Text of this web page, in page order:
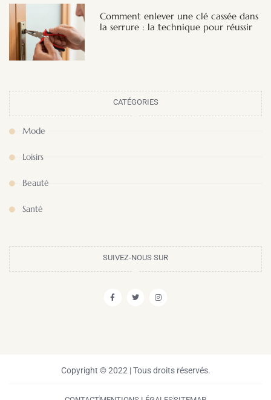
Comment enlever une clé cassée dans
la serrure : la technique pour réussir
CATÉGORIES
Mode
Loisirs
Beauté
Santé
SUIVEZ-NOUS SUR
Copyright © 2022 | Tous droits réservés.